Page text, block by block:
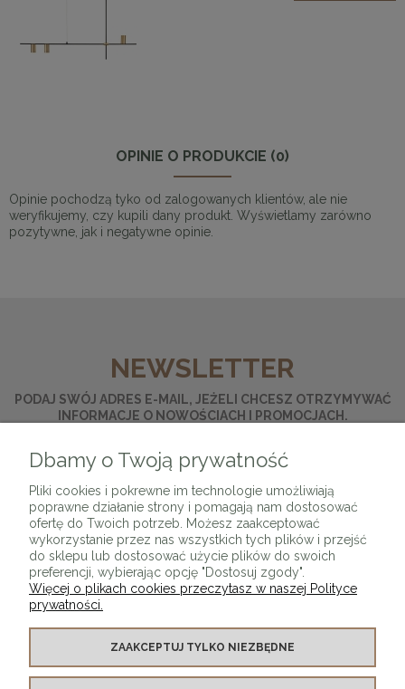
OPINIE O PRODUKCIE (0)
Opinie pochodzą tyko od zalogowanych klientów, ale nie
weryfikujemy, czy kupili dany produkt. Wyświetlamy zarówno
pozytywne, jak i negatywne opinie.
NEWSLETTER
PODAJ SWÓJ ADRES E-MAIL, JEŻELI CHCESZ OTRZYMYWAĆ
INFORMACJE O NOWOŚCIACH I PROMOCJACH.
KONTAKT Z NAMI
Dbamy o Twoją prywatność
Pliki cookies i pokrewne im technologie umożliwiają
poprawne działanie strony i pomagają nam dostosować
ofertę do Twoich potrzeb. Możesz zaakceptować
wykorzystanie przez nas wszystkich tych plików i przejść
do sklepu lub dostosować użycie plików do swoich
preferencji, wybierając opcję "Dostosuj zgody".
Więcej o plikach cookies przeczytasz w naszej Polityce
prywatności.
ZAAKCEPTUJ TYLKO NIEZBĘDNE